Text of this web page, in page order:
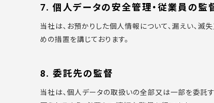
7. 個人データの安全管理・従業員の監
当社は、お預かりした個人情報について、漏えい、
めの措置を講じております。
8. 委託先の監督
当社は、個人データの取扱いの全部又は一部を委託